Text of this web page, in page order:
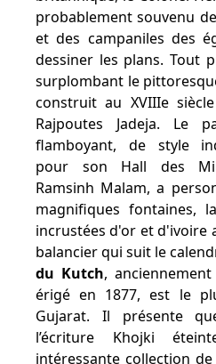
probablement souvenu
et des campaniles des
dessiner les plans. Tout
surplombant le
construit au XVIIIe
Rajpoutes Jadeja. Le
flamboyant, de style
pour son Hall des
Ramsinh Malam, a
magnifiques fontaines,
incrustées d'or et d'ivoire
balancier qui suit le
du Kutch,
érigé en 1877, est le
Gujarat. Il présente
l’écriture Khojki
intéressante collection